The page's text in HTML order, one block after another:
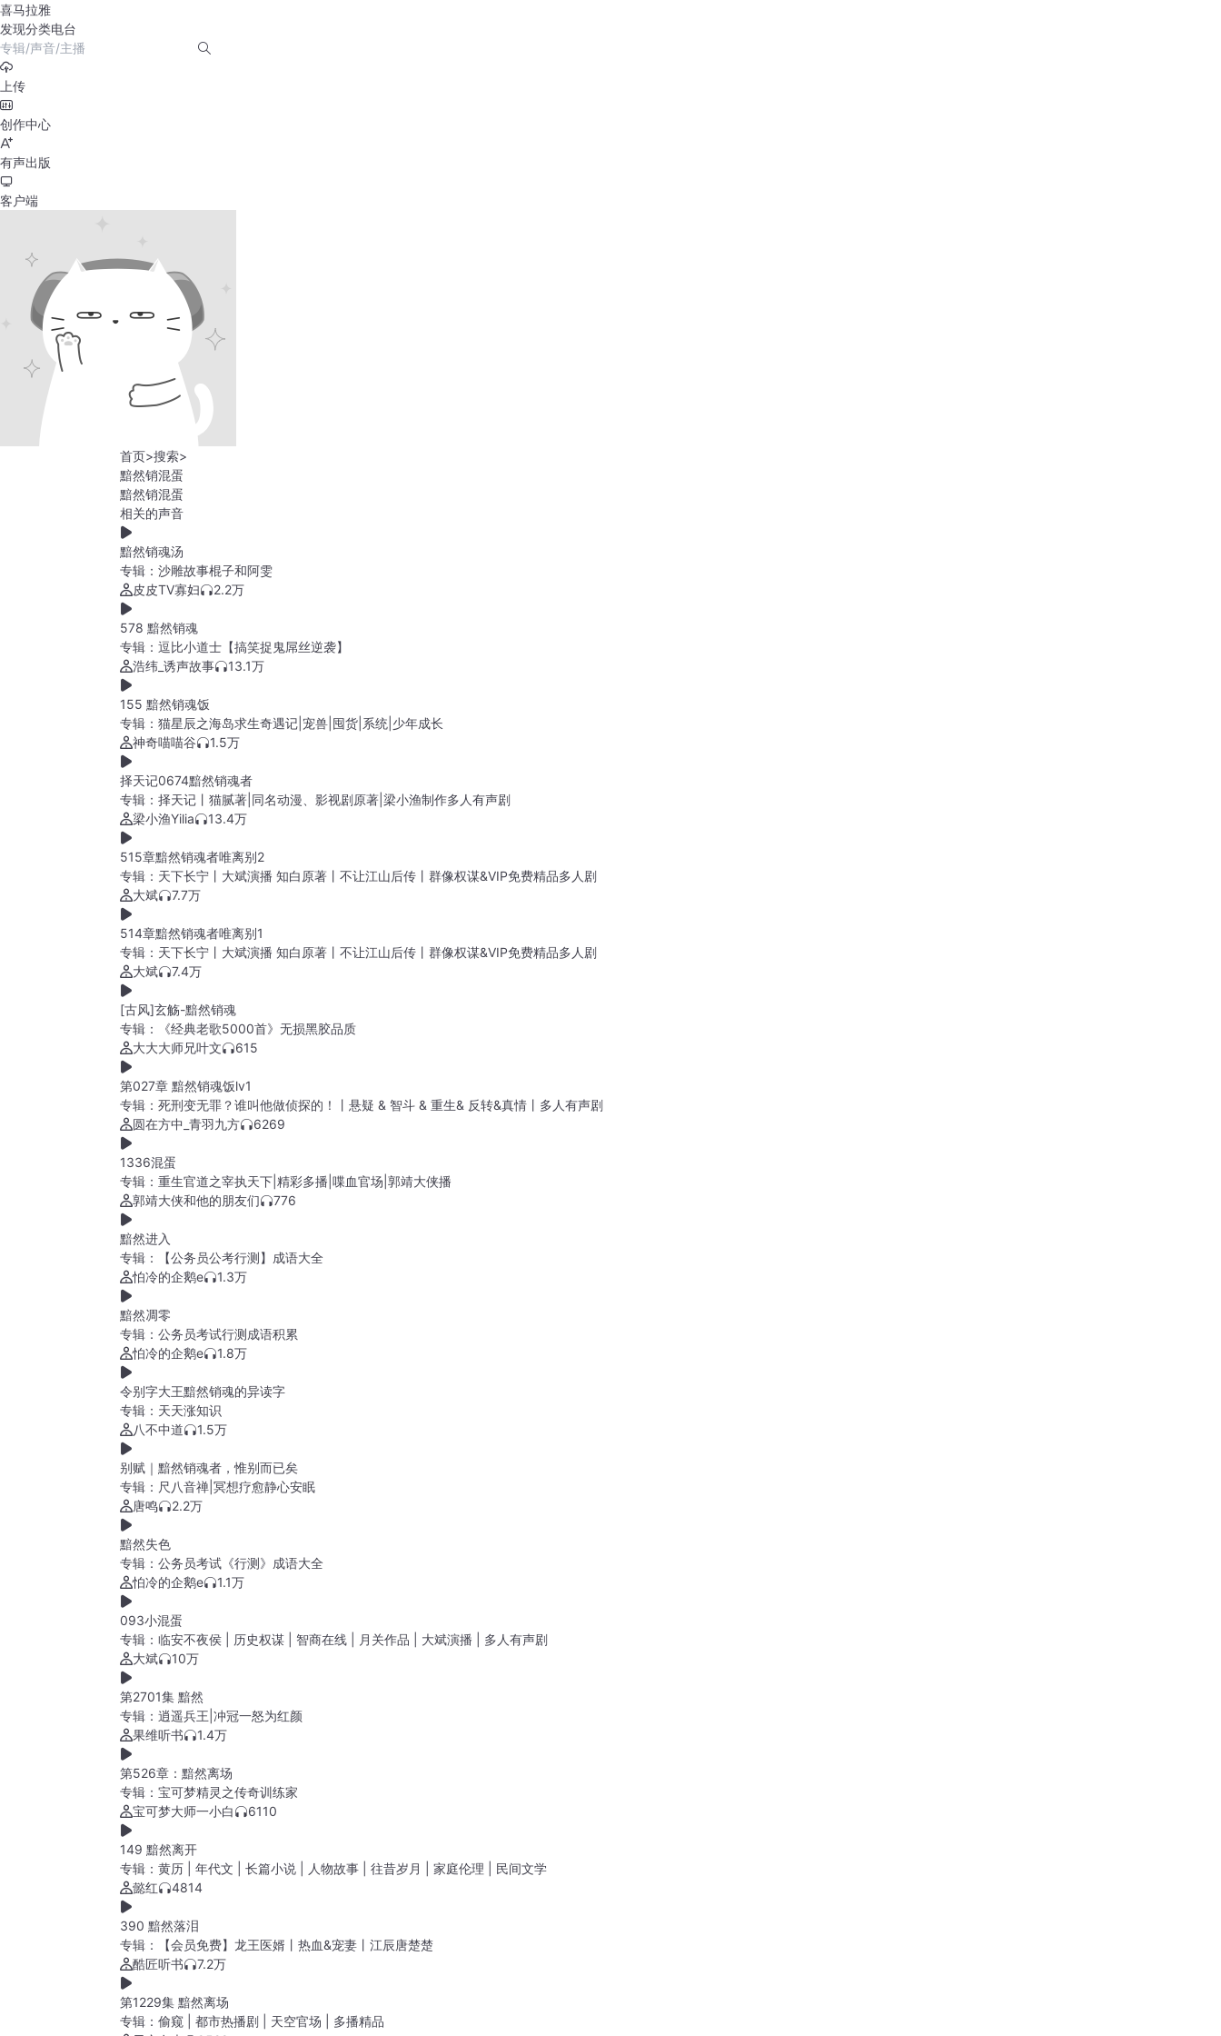
喜马拉雅
发现分类电台
上传
创作中心
有声出版
客户端
首页>搜索>
黯然销混蛋
黯然销混蛋
相关的声音
黯然销魂汤
专辑： 沙雕故事棍子和阿雯
皮皮TV寡妇
2.2万
578 黯然销魂
专辑： 逗比小道士【搞笑捉鬼屌丝逆袭】
浩纬_诱声故事
13.1万
155 黯然销魂饭
专辑： 猫星辰之海岛求生奇遇记|宠兽|囤货|系统|少年成长
神奇喵喵谷
1.5万
择天记0674黯然销魂者
专辑： 择天记丨猫腻著|同名动漫、影视剧原著|梁小渔制作多人有声剧
梁小渔Yilia
13.4万
515章黯然销魂者唯离别2
专辑： 天下长宁丨大斌演播 知白原著丨不让江山后传丨群像权谋&VIP免费精品多人剧
大斌
7.7万
514章黯然销魂者唯离别1
专辑： 天下长宁丨大斌演播 知白原著丨不让江山后传丨群像权谋&VIP免费精品多人剧
大斌
7.4万
[古风]玄觞-黯然销魂
专辑：
《经典老歌5000首》无损黑胶品质
大大大师兄叶文
615
第027章 黯然销魂饭lv1
专辑： 死刑变无罪？谁叫他做侦探的！丨悬疑 & 智斗 & 重生& 反转&真情丨多人有声剧
圆在方中_青羽九方
6269
1336混蛋
专辑： 重生官道之宰执天下|精彩多播|喋血官场|郭靖大侠播
郭靖大侠和他的朋友们
776
黯然进入
专辑：
【公务员公考行测】成语大全
怕冷的企鹅e
1.3万
黯然凋零
专辑： 公务员考试行测成语积累
怕冷的企鹅e
1.8万
令别字大王黯然销魂的异读字
专辑： 天天涨知识
八不中道
1.5万
别赋｜黯然销魂者，惟别而已矣
专辑： 尺八音禅|冥想疗愈静心安眠
唐鸣
2.2万
黯然失色
专辑： 公务员考试《行测》成语大全
怕冷的企鹅e
1.1万
093小混蛋
专辑： 临安不夜侯 | 历史权谋 | 智商在线 | 月关作品 | 大斌演播 | 多人有声剧
大斌
10万
第2701集 黯然
专辑： 逍遥兵王|冲冠一怒为红颜
果维听书
1.4万
第526章：黯然离场
专辑： 宝可梦精灵之传奇训练家
宝可梦大师一小白
6110
149 黯然离开
专辑： 黄历 | 年代文 | 长篇小说 | 人物故事 | 往昔岁月 | 家庭伦理 | 民间文学
懿红
4814
390 黯然落泪
专辑：
【会员免费】龙王医婿丨热血&宠妻丨江辰唐楚楚
酷匠听书
7.2万
第1229集 黯然离场
专辑： 偷窥 | 都市热播剧 | 天空官场 | 多播精品